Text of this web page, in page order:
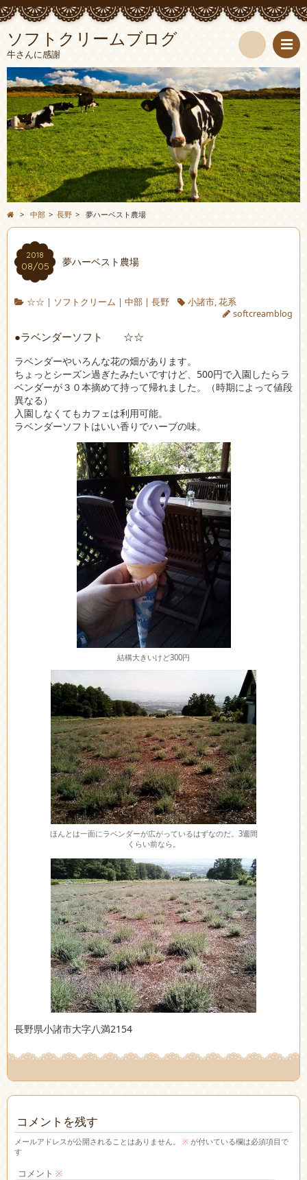
ソフトクリームブログ
牛さんに感謝
検
索
> 中部 > 長野 > 夢ハーベスト農場
2018
08/05 夢ハーベスト農場
☆☆ | ソフトクリーム | 中部| 長野 小諸市,花系
softcreamblog
●ラベンダーソフト ☆☆
ラベンダーやいろんな花の畑があります。
ちょっとシーズン過ぎたみたいですけど、500円で入園したらラ
ベンダーが３０本摘めて持って帰れました。（時期によって値段
異なる）
入園しなくてもカフェは利用可能。
ラベンダーソフトはいい香りでハーブの味。
結構大きいけど300円
ほんとは一面にラベンダーが広がっているはずなのだ。3週間
くらい前なら。
長野県小諸市大字八満2154
コメントを残す
メールアドレスが公開されることはありません。 ※ が付いている欄は必須項目で
す
コメント ※